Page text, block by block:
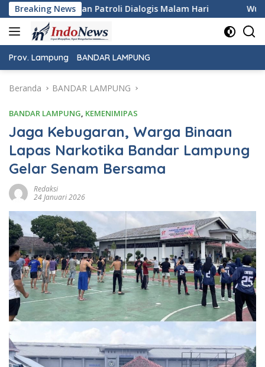
Langsung
ke
konten
Breaking News
Malam Hari Wujudkan Rasa Aman dan Damai,
Prov. Lampung BANDAR LAMPUNG
Beranda BANDAR LAMPUNG
BANDAR LAMPUNG, KEMENIMIPAS
Jaga Kebugaran, Warga Binaan
Lapas Narkotika Bandar Lampung
Gelar Senam Bersama
Redaksi
24 Januari 2026